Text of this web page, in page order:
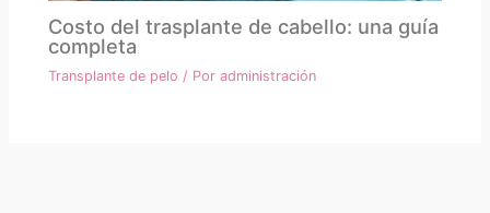
Costo del trasplante de cabello: una guía
completa
Transplante de pelo / Poradministración